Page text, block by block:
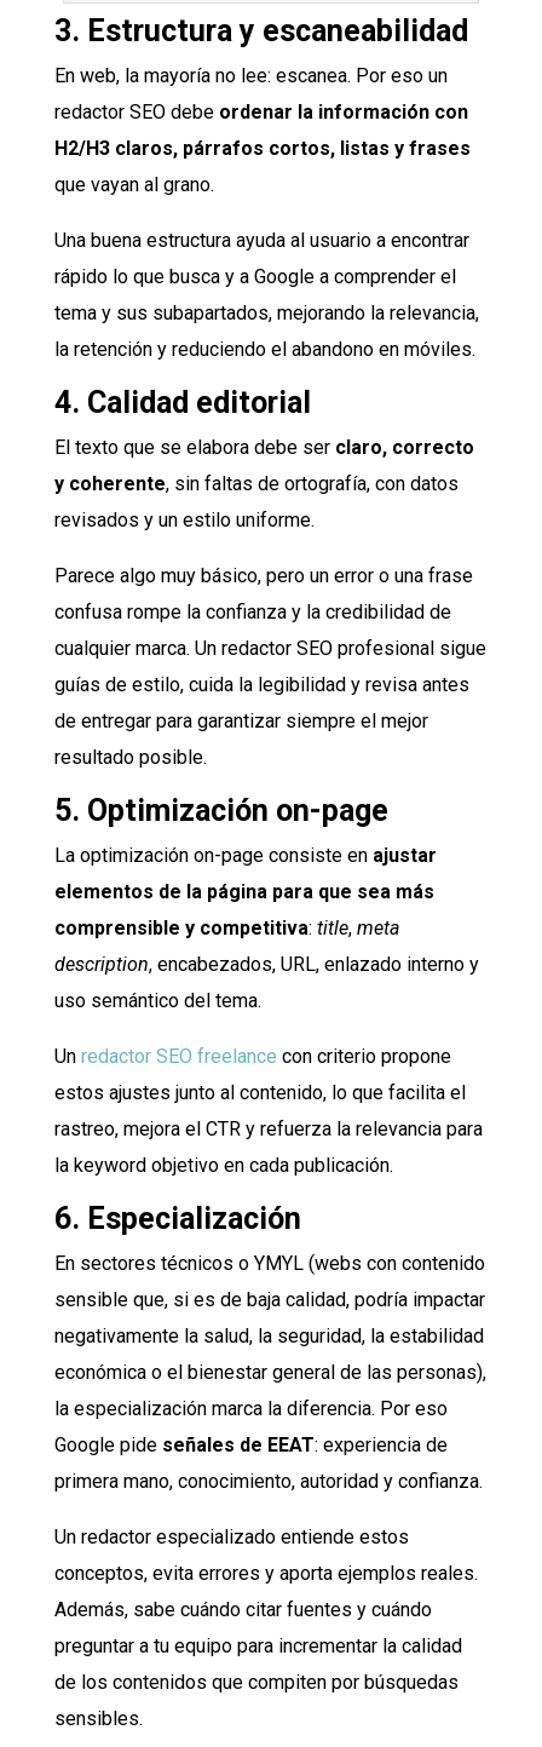
3. Estructura y escaneabilidad
En web, la mayoría no lee: escanea. Por eso un
redactor SEO debe ordenar la información con
H2/H3 claros, párrafos cortos, listas y frases
que vayan al grano.
Una buena estructura ayuda al usuario a encontrar
rápido lo que busca y a Google a comprender el
tema y sus subapartados, mejorando la relevancia,
la retención y reduciendo el abandono en móviles.
4. Calidad editorial
El texto que se elabora debe ser claro, correcto
y coherente, sin faltas de ortografía, con datos
revisados y un estilo uniforme.
Parece algo muy básico, pero un error o una frase
confusa rompe la confianza y la credibilidad de
cualquier marca. Un redactor SEO profesional sigue
guías de estilo, cuida la legibilidad y revisa antes
de entregar para garantizar siempre el mejor
resultado posible.
5. Optimización on-page
La optimización on-page consiste en ajustar
elementos de la página para que sea más
comprensible y competitiva: title, meta
description, encabezados, URL, enlazado interno y
uso semántico del tema.
Un redactor SEO freelance con criterio propone
estos ajustes junto al contenido, lo que facilita el
rastreo, mejora el CTR y refuerza la relevancia para
la keyword objetivo en cada publicación.
6. Especialización
En sectores técnicos o YMYL (webs con contenido
sensible que, si es de baja calidad, podría impactar
negativamente la salud, la seguridad, la estabilidad
económica o el bienestar general de las personas),
la especialización marca la diferencia. Por eso
Google pide señales de EEAT: experiencia de
primera mano, conocimiento, autoridad y confianza.
Un redactor especializado entiende estos
conceptos, evita errores y aporta ejemplos reales.
Además, sabe cuándo citar fuentes y cuándo
preguntar a tu equipo para incrementar la calidad
de los contenidos que compiten por búsquedas
sensibles.